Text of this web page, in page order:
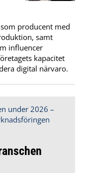
producent med
samt
influencer
kapacitet
digital närvaro.